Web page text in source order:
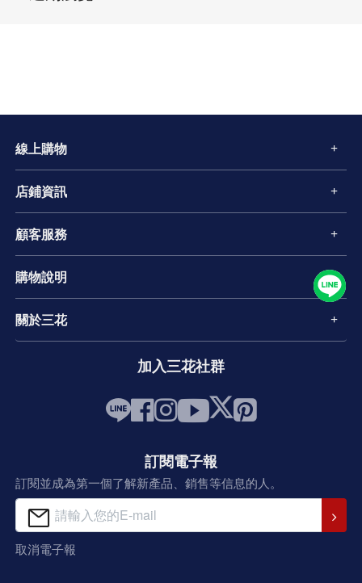
線上購物
店鋪資訊
顧客服務
購物說明
關於三花
加入三花社群
訂閱電子報
訂閱並成為第一個了解新產品、銷售等信息的人。
取消電子報